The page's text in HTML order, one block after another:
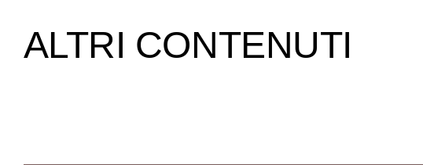
ALTRI CONTENUTI